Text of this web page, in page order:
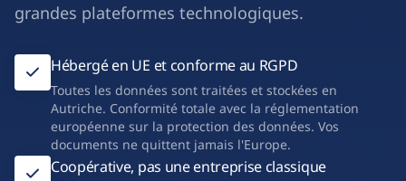
grandes plateformes technologiques.
Hébergé en UE et conforme au RGPD
Toutes les données sont traitées et stockées en
Autriche. Conformité totale avec la réglementation
européenne sur la protection des données. Vos
documents ne quittent jamais l'Europe.
Coopérative, pas une entreprise classique